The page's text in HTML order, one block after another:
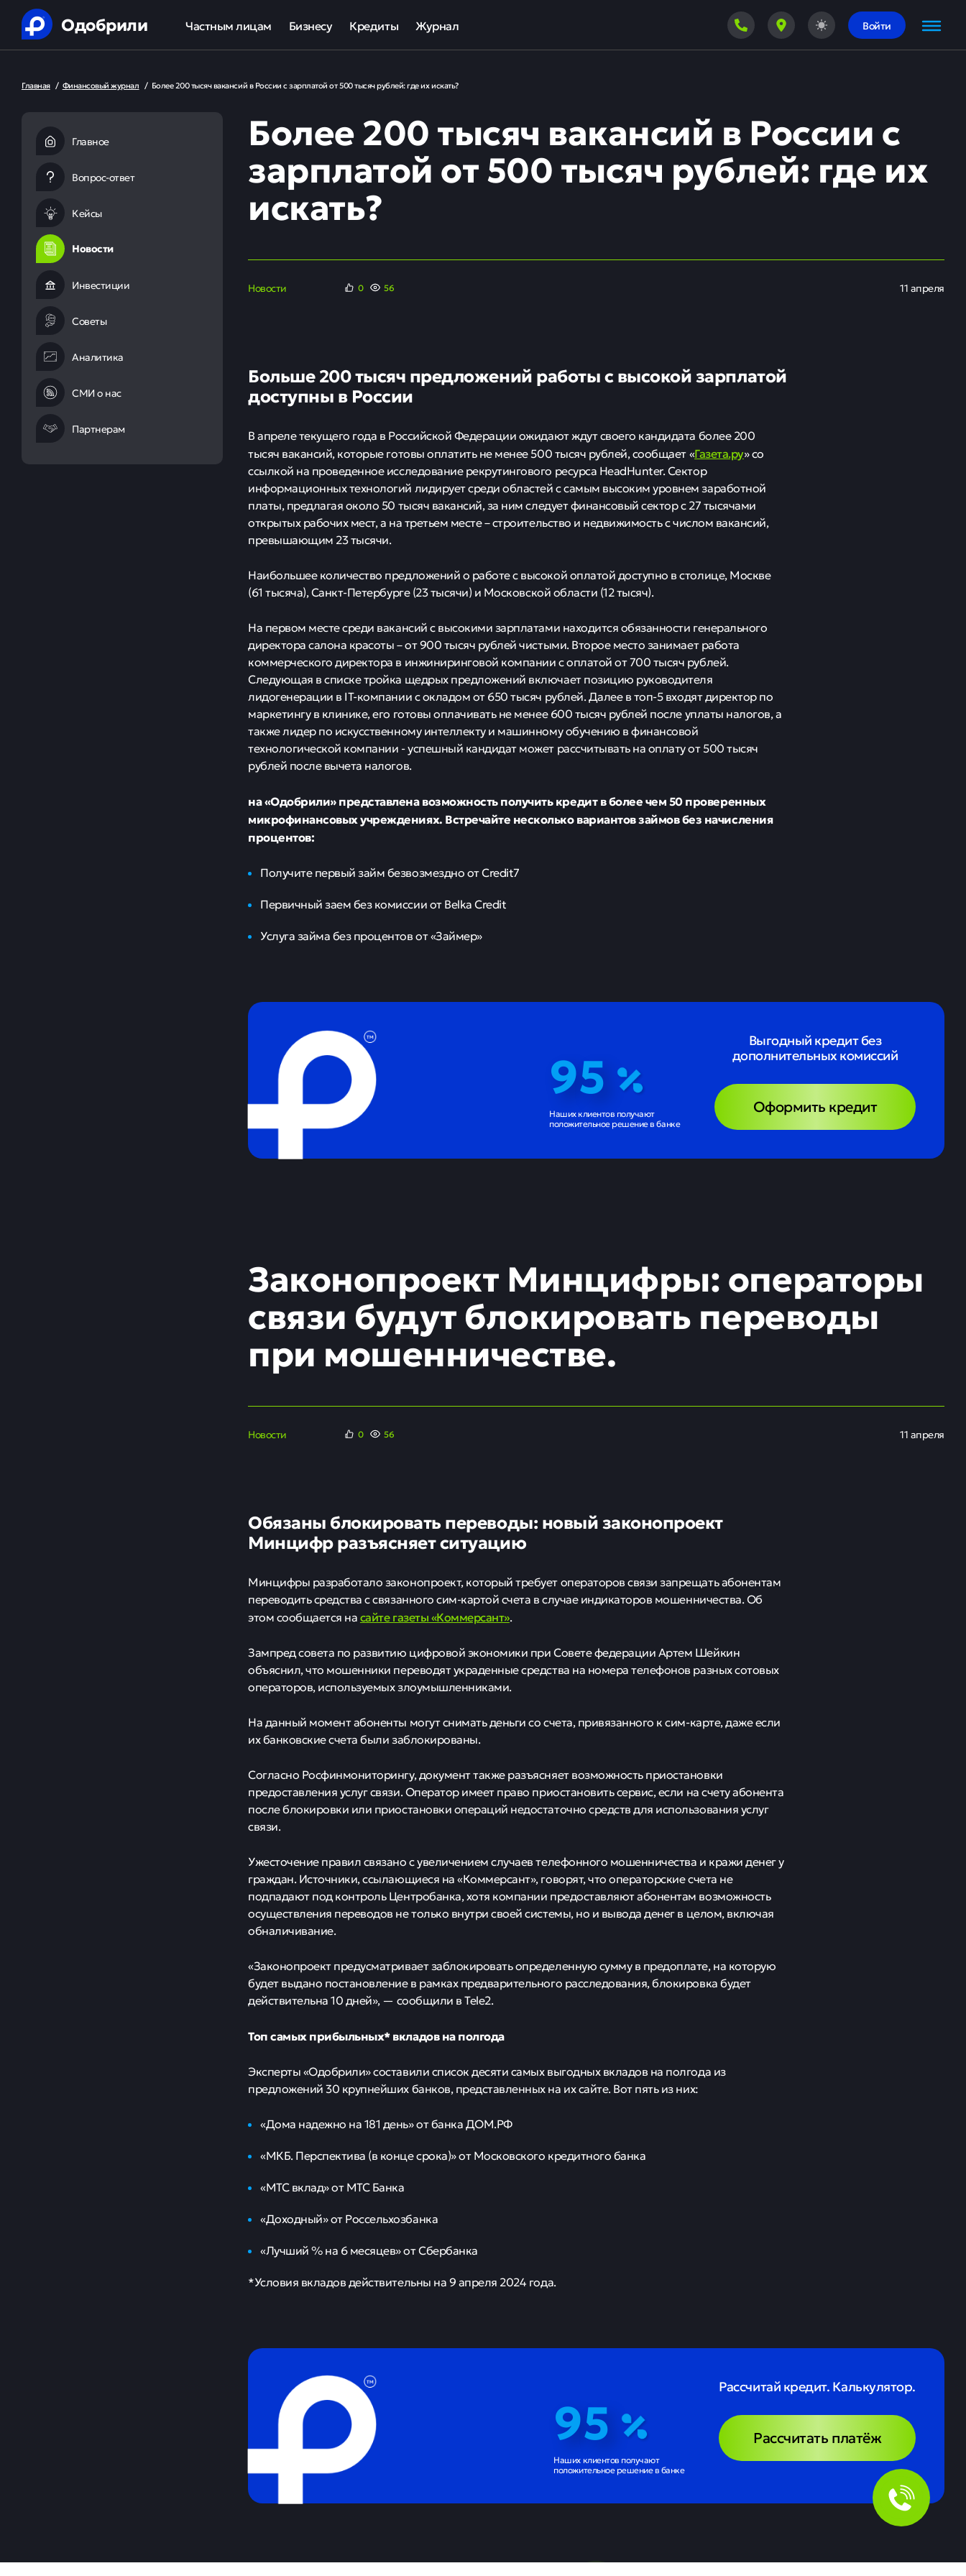
Одобрили Частным лицам
Рефинансирование кредитов
Ипотека
Банкротство
Юридическая защита от коллекторов и кредиторов
Бизнесу
Оборотный кредит
Льготные программы кредитования для бизнеса
Кредиты
Рефинансирование кредитов
Кредит на карту
Кредиты под залог авто
Кредиты под залог недвижимости
Кредиты без справок
Журнал Войти
Главная / Финансовый журнал / Более 200 тысяч вакансий в России с зарплатой от 500 тысяч рублей: где их искать?
Главное
Вопрос-ответ
Кейсы
Новости
Инвестиции
Советы
Аналитика
СМИ о нас
Партнерам
Более 200 тысяч вакансий в России с
зарплатой от 500 тысяч рублей: где их
искать?
Новости 0 56 11 апреля
Больше 200 тысяч предложений работы с высокой зарплатой
доступны в России
В апреле текущего года в Российской Федерации ожидают ждут своего кандидата более 200
тысяч вакансий, которые готовы оплатить не менее 500 тысяч рублей, сообщает «Газета.ру» со
ссылкой на проведенное исследование рекрутингового ресурса HeadHunter. Сектор
информационных технологий лидирует среди областей с самым высоким уровнем заработной
платы, предлагая около 50 тысяч вакансий, за ним следует финансовый сектор с 27 тысячами
открытых рабочих мест, а на третьем месте – строительство и недвижимость с числом вакансий,
превышающим 23 тысячи.
Наибольшее количество предложений о работе с высокой оплатой доступно в столице, Москве
(61 тысяча), Санкт-Петербурге (23 тысячи) и Московской области (12 тысяч).
На первом месте среди вакансий с высокими зарплатами находится обязанности генерального
директора салона красоты – от 900 тысяч рублей чистыми. Второе место занимает работа
коммерческого директора в инжиниринговой компании с оплатой от 700 тысяч рублей.
Следующая в списке тройка щедрых предложений включает позицию руководителя
лидогенерации в IT-компании с окладом от 650 тысяч рублей. Далее в топ-5 входят директор по
маркетингу в клинике, его готовы оплачивать не менее 600 тысяч рублей после уплаты налогов, а
также лидер по искусственному интеллекту и машинному обучению в финансовой
технологической компании - успешный кандидат может рассчитывать на оплату от 500 тысяч
рублей после вычета налогов.
на «Одобрили» представлена возможность получить кредит в более чем 50 проверенных
микрофинансовых учреждениях. Встречайте несколько вариантов займов без начисления
процентов:
Получите первый займ безвозмездно от Credit7
Первичный заем без комиссии от Belka Credit
Услуга займа без процентов от «Займер»
95
Наших клиентов получают
положительное решение в банке
Выгодный кредит без
дополнительных комиссий
Оформить кредит
Законопроект Минцифры: операторы
связи будут блокировать переводы
при мошенничестве.
Новости 0 56
Обязаны блокировать переводы: новый законопроект
Минцифр разъясняет ситуацию
Минцифры разработало законопроект, который требует операторов связи запрещать абонентам
этом сообщается насайте газеты «Коммерсант».
Зампред совета по развитию цифровой экономики при Совете федерации Артем Шейкин
операторов, используемых злоумышленниками.
На данный момент абоненты могут снимать деньги со счета, привязанного к сим-карте, даже если
их банковские счета были заблокированы.
Согласно Росфинмониторингу, документ также разъясняет возможность приостановки
после блокировки или приостановки операций недостаточно средств для использования услуг
граждан. Источники, ссылающиеся на «Коммерсант», говорят, что операторские счета не
подпадают под контроль Центробанка, хотя компании предоставляют абонентам возможность
осуществления переводов не только внутри своей системы, но и вывода денег в целом, включая
обналичивание.
действительна 10 дней», — сообщили в Tele2.
Топ самых прибыльных* вкладов на полгода
Эксперты «Одобрили» составили список десяти самых выгодных вкладов на полгода из
предложений 30 крупнейших банков, представленных на их сайте. Вот пять из них:
«Дома надежно на 181 день» от банка ДОМ.РФ
«МКБ. Перспектива (в конце срока)» от Московского кредитного банка
«Доходный» от Россельхозбанка